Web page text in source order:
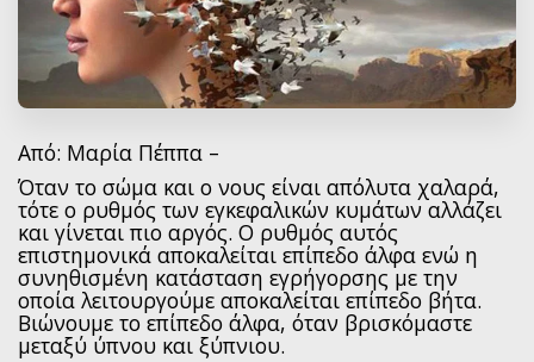
Από: Μαρία Πέππα –
Όταν το σώμα και ο νους είναι απόλυτα χαλαρά,
τότε ο ρυθμός των εγκεφαλικών κυμάτων αλλάζει
και γίνεται πιο αργός. Ο ρυθμός αυτός
επιστημονικά αποκαλείται επίπεδο άλφα ενώ η
συνηθισμένη κατάσταση εγρήγορσης με την
οποία λειτουργούμε αποκαλείται επίπεδο βήτα.
Βιώνουμε το επίπεδο άλφα, όταν βρισκόμαστε
μεταξύ ύπνου και ξύπνιου.